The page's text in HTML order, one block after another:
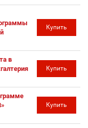
Купить
в
Купить
Купить